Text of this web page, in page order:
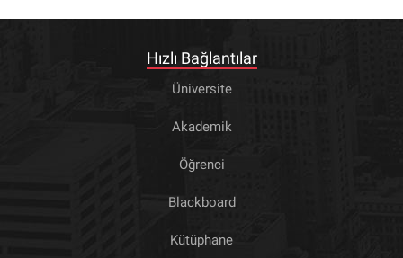
Hızlı Bağlantılar
Üniversite
Akademik
Öğrenci
Blackboard
Kütüphane